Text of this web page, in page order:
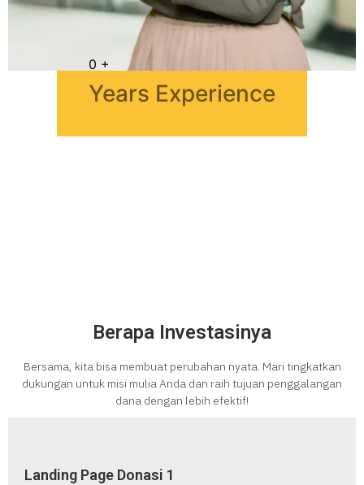
0 +
Years Experience
Berapa Investasinya
Bersama, kita bisa membuat perubahan nyata. Mari tingkatkan
dukungan untuk misi mulia Anda dan raih tujuan penggalangan
dana dengan lebih efektif!
Landing Page Donasi 1